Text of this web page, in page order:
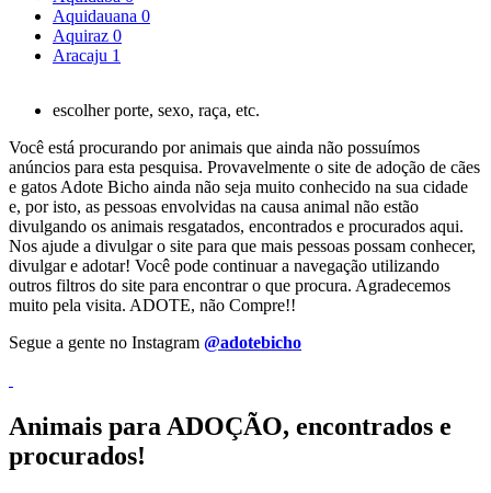
Aquidauana 0
Aquiraz 0
Aracaju 1
escolher porte, sexo, raça, etc.
Você está procurando por animais que ainda não possuímos
anúncios para esta pesquisa. Provavelmente o site de adoção de cães
e gatos Adote Bicho ainda não seja muito conhecido na sua cidade
e, por isto, as pessoas envolvidas na causa animal não estão
divulgando os animais resgatados, encontrados e procurados aqui.
Nos ajude a divulgar o site para que mais pessoas possam conhecer,
divulgar e adotar! Você pode continuar a navegação utilizando
outros filtros do site para encontrar o que procura. Agradecemos
muito pela visita. ADOTE, não Compre!!
Segue a gente no Instagram @adotebicho
Animais para ADOÇÃO, encontrados e
procurados!